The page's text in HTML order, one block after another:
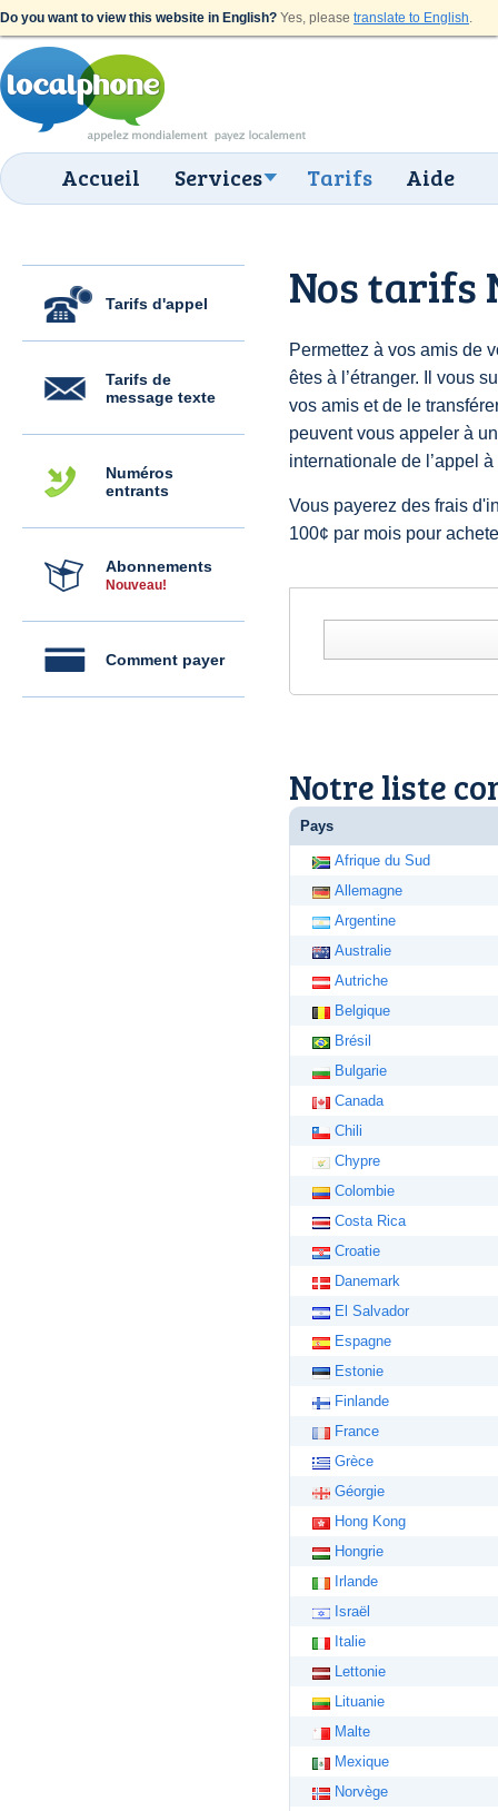
Do you want to view this website in English? Yes, please translate to English.
Accueil Services Tarifs Aide
Tarifs d'appel
Tarifs de
message texte
Numéros
entrants
Abonnements
Nouveau!
Comment payer
Nos tarifs
Permettez à vos amis de
êtes à l’étranger. Il vous
vos amis et de le
peuvent vous appeler à
internationale de l’appel
Vous payerez des frais
100¢ par mois pour
Notre liste
Pays
Afrique du Sud
Allemagne
Argentine
Australie
Autriche
Belgique
Brésil
Bulgarie
Canada
Chili
Chypre
Colombie
Costa Rica
Croatie
Danemark
El Salvador
Espagne
Estonie
Finlande
France
Grèce
Géorgie
Hong Kong
Hongrie
Irlande
Israël
Italie
Lettonie
Lituanie
Malte
Mexique
Norvège